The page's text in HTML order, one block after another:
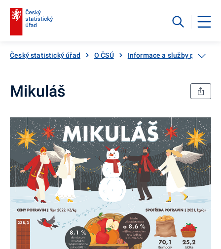
Český statistický úřad O ČSÚ Informace a služby pro
Mikuláš